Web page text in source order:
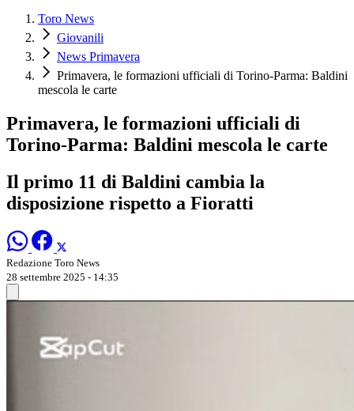
Toro News
Giovanili
News Primavera
Primavera, le formazioni ufficiali di Torino-Parma: Baldini
mescola le carte
Primavera, le formazioni ufficiali di
Torino-Parma: Baldini mescola le carte
Il primo 11 di Baldini cambia la
disposizione rispetto a Fioratti
Redazione Toro News
28 settembre 2025 - 14:35